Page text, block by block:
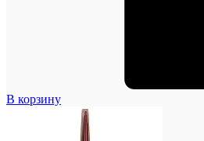
В корзину